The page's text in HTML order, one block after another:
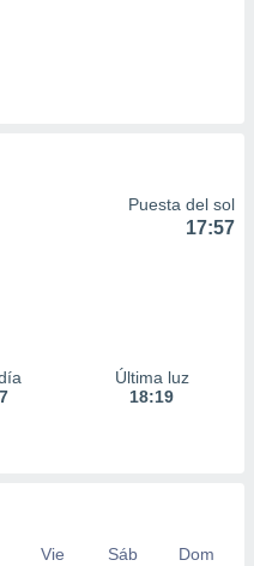
Puesta del sol
17:57
Última luz
18:19
Vie Sáb
Dom